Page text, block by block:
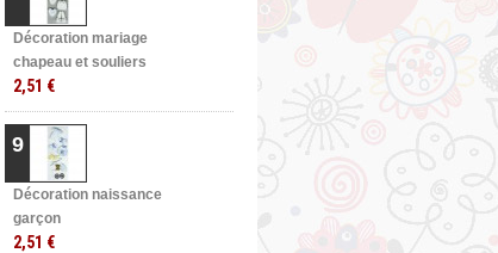
Décoration mariage
chapeau et souliers
2,51 €
9
Décoration naissance
garçon
2,51 €